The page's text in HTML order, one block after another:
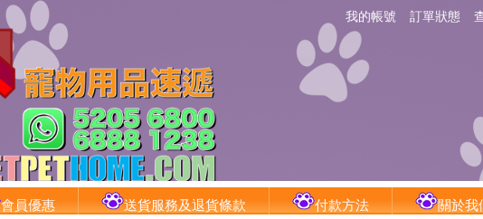
我的帳號 訂單狀態
會員優惠 送貨服務及退貨條款 付款方法 關於我